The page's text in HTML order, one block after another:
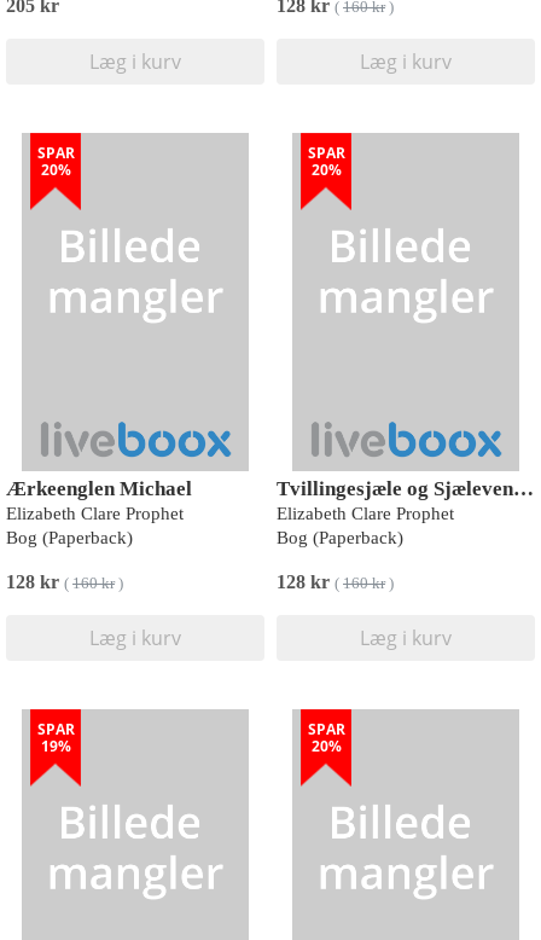
205 kr
Læg i kurv
128 kr ( 160 kr)
Læg i kurv
SPAR
20%
Ærkeenglen Michael
Elizabeth Clare Prophet
Bog (Paperback)
128 kr ( 160 kr)
Læg i kurv
SPAR
20%
Tvillingesjæle og Sjælevenner
Elizabeth Clare Prophet
Bog (Paperback)
128 kr ( 160 kr)
Læg i kurv
SPAR
19%
SPAR
20%